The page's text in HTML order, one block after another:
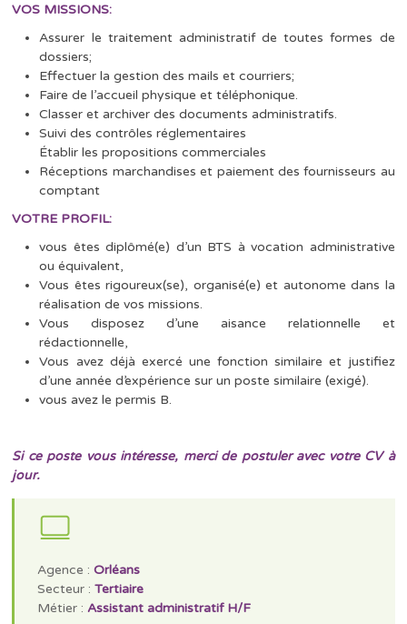
VOS MISSIONS:
Assurer le traitement administratif de toutes formes de
dossiers;
Effectuer la gestion des mails et courriers;
Faire de l’accueil physique et téléphonique.
Classer et archiver des documents administratifs.
Suivi des contrôles réglementaires
Établir les propositions commerciales
Réceptions marchandises et paiement des fournisseurs au
comptant
VOTRE PROFIL:
vous êtes diplômé(e) d’un BTS à vocation administrative
ou équivalent,
Vous êtes rigoureux(se), organisé(e) et autonome dans la
réalisation de vos missions.
Vous disposez d’une aisance relationnelle et
rédactionnelle,
Vous avez déjà exercé une fonction similaire et justifiez
d’une année d’expérience sur un poste similaire (exigé).
vous avez le permis B.
Si ce poste vous intéresse, merci de postuler avec votre CV à
jour.
Agence :Orléans
Secteur :Tertiaire
Métier :Assistant administratif H/F